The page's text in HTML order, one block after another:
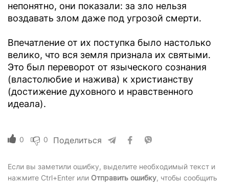
непонятно, они показали: за зло нельзя
воздавать злом даже под угрозой смерти.
Впечатление от их поступка было настолько
велико, что вся земля признала их святыми.
Это был переворот от языческого сознания
(властолюбие и нажива) к христианству
(достижение духовного и нравственного
идеала).
0 0 Поделиться
Если вы заметили ошибку, выделите необходимый текст и
нажмите Ctrl+Enter или Отправить ошибку, чтобы сообщить